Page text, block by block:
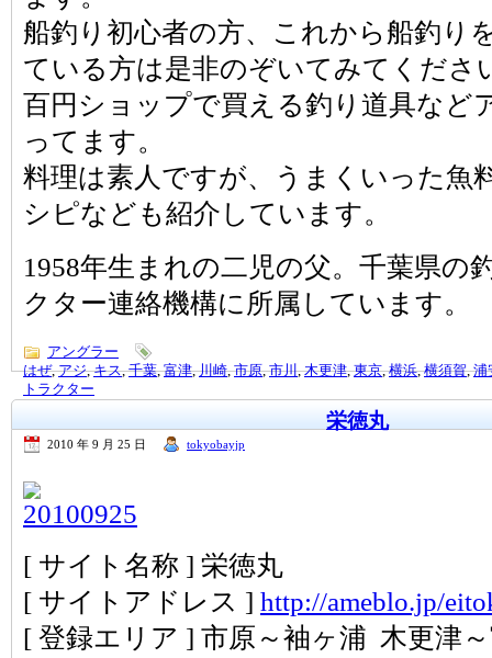
船釣り初心者の方、これから船釣り
ている方は是非のぞいてみてくださ
百円ショップで買える釣り道具など
ってます。
料理は素人ですが、うまくいった魚
シピなども紹介しています。
1958年生まれの二児の父。千葉県の
クター連絡機構に所属しています。
アングラー
はぜ,アジ,キス,千葉,富津,川崎,市原,市川,木更津,東京,横浜,横須賀,浦
トラクター
栄徳丸
2010 年 9 月 25 日 tokyobayjp
[ サイト名称 ] 栄徳丸
[ サイトアドレス ] http://ameblo.jp/
[ 登録エリア ] 市原～袖ヶ浦 木更津